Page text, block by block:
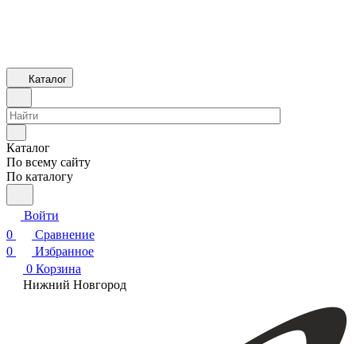
Каталог
Каталог
По всему сайту
По каталогу
Войти
0
Сравнение
0
Избранное
0 Корзина
Нижний Новгород